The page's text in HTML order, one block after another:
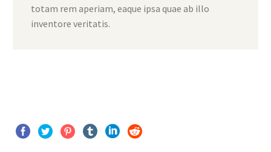
totam rem aperiam, eaque ipsa quae ab illo
inventore veritatis.